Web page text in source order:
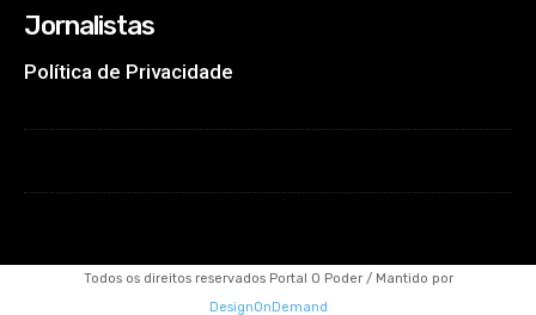
Jornalistas
Política de Privacidade
Todos os direitos reservados Portal O Poder / Mantido por
DesignOnDemand